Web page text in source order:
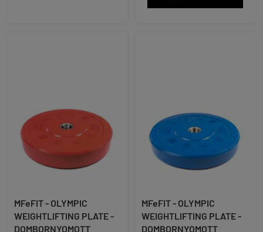
MFeFIT - OLYMPIC
WEIGHTLIFTING PLATE -
DOMBORNYOMOTT
MFeFIT - OLYMPIC
WEIGHTLIFTING PLATE -
DOMBORNYOMOTT